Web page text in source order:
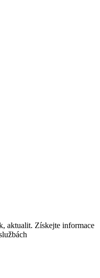
aktualit. Získejte informace